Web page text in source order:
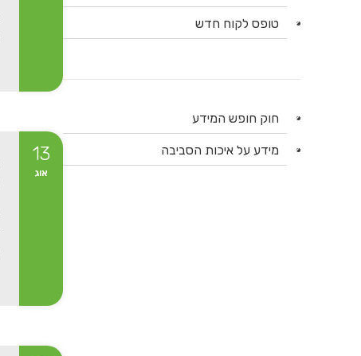
13
אוג
טופס לקוח חדש
חוק חופש המידע
מידע על איכות הסביבה